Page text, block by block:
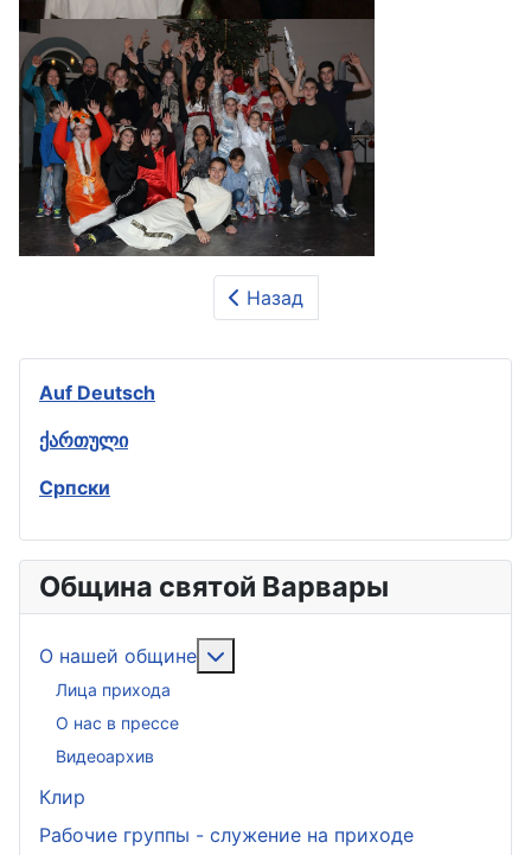
Назад
Auf Deutsch
ქართული
Српски
Община святой Варвары
О нашей общине
Лица прихода
О нас в прессе
Видеоархив
Клир
Рабочие группы - служение на приходе